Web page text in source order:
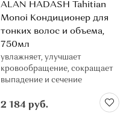
ALAN HADASH Tahitian
Monoi Кондиционер для
тонких волос и объема,
750мл
увлажняет, улучшает
кровообращение, сокращает
выпадение и сечение
2 184 руб.